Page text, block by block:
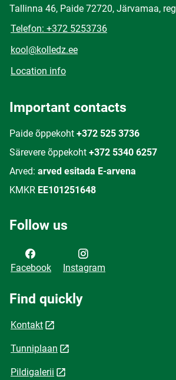
Tallinna 46, Paide 72720, Järvamaa,
Telefon: +372 5253736
kool@kolledz.ee
Location info
Important contacts
Paide õppekoht +372 525 3736
Särevere õppekoht +372 5340 6257
Arved: arved esitada E-arvena
KMKR EE101251648
Follow us
Facebook Instagram
Find quickly
Kontakt
Tunniplaan
Pildigalerii